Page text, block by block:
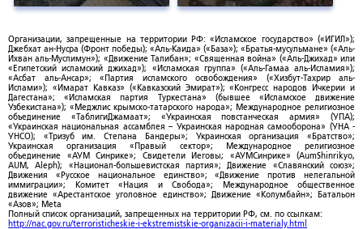
Организации, запрещенные на территории РФ: «Исламское государство» («ИГИЛ»);
Джебхат ан-Нусра (Фронт победы); «Аль-Каида» («База»); «Братья-мусульмане» («Аль-
Ихван аль-Муслимун»); «Движение Талибан»; «Священная война» («Аль-Джихад» или
«Египетский исламский джихад»); «Исламская группа» («Аль-Гамаа аль-Исламия»);
«Асбат аль-Ансар»; «Партия исламского освобождения» («Хизбут-Тахрир аль-
Ислами»); «Имарат Кавказ» («Кавказский Эмират»); «Конгресс народов Ичкерии и
Дагестана»; «Исламская партия Туркестана» (бывшее «Исламское движение
Узбекистана»); «Меджлис крымско-татарского народа»; Международное религиозное
объединение «ТаблигиДжамаат»; «Украинская повстанческая армия» (УПА);
«Украинская национальная ассамблея – Украинская народная самооборона» (УНА -
УНСО); «Тризуб им. Степана Бандеры»; Украинская организация «Братство»;
Украинская организация «Правый сектор»; Международное религиозное
объединение «АУМ Синрике»; Свидетели Иеговы; «АУМСинрике» (AumShinrikyo,
AUM, Aleph); «Национал-большевистская партия»; Движение «Славянский союз»;
Движения «Русское национальное единство»; «Движение против нелегальной
иммиграции»; Комитет «Нация и Свобода»; Международное общественное
движение «Арестантское уголовное единство»; Движение «Колумбайн»; Батальон
«Азов»; Meta
Полный список организаций, запрещенных на территории РФ, см. по ссылкам:
http://nac.gov.ru/terroristicheskie-i-ekstremistskie-organizacii-i-materialy.html